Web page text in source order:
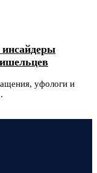
уфологи и